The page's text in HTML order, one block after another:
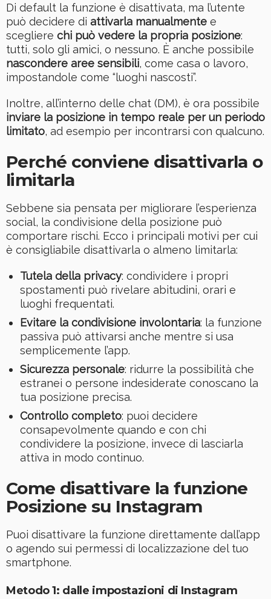
Di default la funzione è disattivata, ma l’utente
può decidere di attivarla manualmente e
scegliere chi può vedere la propria posizione:
tutti, solo gli amici, o nessuno. È anche possibile
nascondere aree sensibili, come casa o lavoro,
impostandole come “luoghi nascosti”.
Inoltre, all’interno delle chat (DM), è ora possibile
inviare la posizione in tempo reale per un periodo
limitato, ad esempio per incontrarsi con qualcuno.
Perché conviene disattivarla o
limitarla
Sebbene sia pensata per migliorare l’esperienza
social, la condivisione della posizione può
comportare rischi. Ecco i principali motivi per cui
è consigliabile disattivarla o almeno limitarla:
Tutela della privacy: condividere i propri
spostamenti può rivelare abitudini, orari e
luoghi frequentati.
Evitare la condivisione involontaria: la funzione
passiva può attivarsi anche mentre si usa
semplicemente l’app.
Sicurezza personale: ridurre la possibilità che
estranei o persone indesiderate conoscano la
tua posizione precisa.
Controllo completo: puoi decidere
consapevolmente quando e con chi
condividere la posizione, invece di lasciarla
attiva in modo continuo.
Come disattivare la funzione
Posizione su Instagram
Puoi disattivare la funzione direttamente dall’app
o agendo sui permessi di localizzazione del tuo
smartphone.
Metodo 1: dalle impostazioni di Instagram